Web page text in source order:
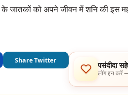
के जातकों को अपने जीवन में शनि की इस
Share Twitter
पसंदीदा
लॉग इन करें